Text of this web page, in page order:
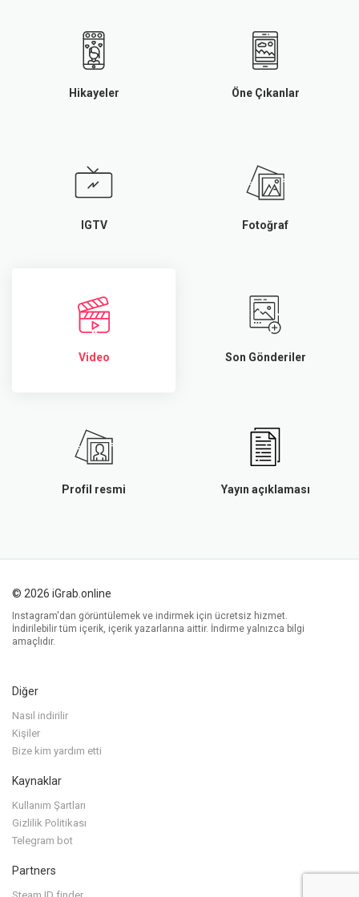
Hikayeler Öne Çıkanlar
IGTV Fotoğraf
Video Son Gönderiler
Profil resmi Yayın açıklaması
© 2026 iGrab.online
Instagram'dan görüntülemek ve indirmek için ücretsiz hizmet.
İndirilebilir tüm içerik, içerik yazarlarına aittir. İndirme yalnızca bilgi
amaçlıdır.
Diğer
Nasıl indirilir
Kişiler
Bize kim yardım etti
Kaynaklar
Kullanım Şartları
Gizlilik Politikası
Telegram bot
Partners